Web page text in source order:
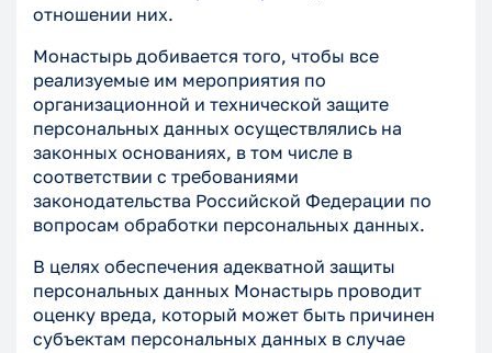
отношении них.
Монастырь добивается того, чтобы все
реализуемые им мероприятия по
организационной и технической защите
персональных данных осуществлялись на
законных основаниях, в том числе в
соответствии с требованиями
законодательства Российской Федерации по
вопросам обработки персональных данных.
В целях обеспечения адекватной защиты
персональных данных Монастырь проводит
оценку вреда, который может быть причинен
субъектам персональных данных в случае